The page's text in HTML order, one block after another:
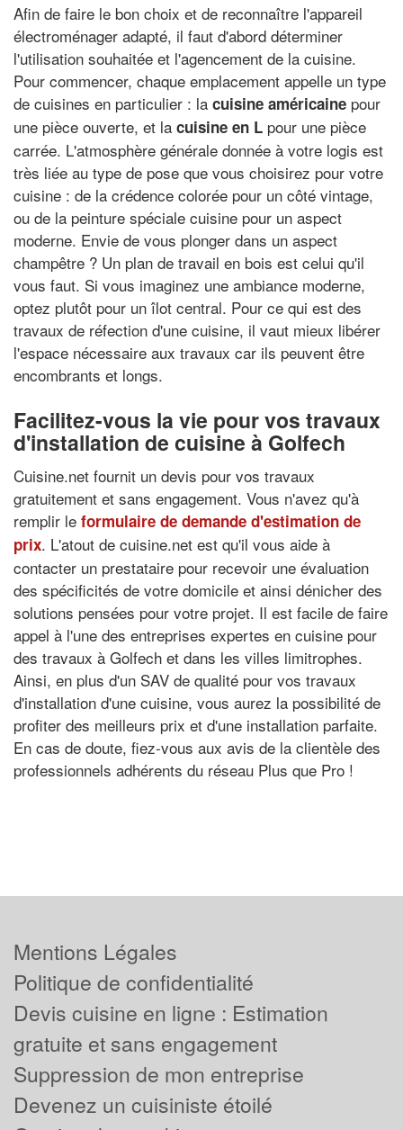
Afin de faire le bon choix et de reconnaître l'appareil
électroménager adapté, il faut d'abord déterminer
l'utilisation souhaitée et l'agencement de la cuisine.
Pour commencer, chaque emplacement appelle un type
de cuisines en particulier : la cuisine américaine pour
une pièce ouverte, et la cuisine en L pour une pièce
carrée. L'atmosphère générale donnée à votre logis est
très liée au type de pose que vous choisirez pour votre
cuisine : de la crédence colorée pour un côté vintage,
ou de la peinture spéciale cuisine pour un aspect
moderne. Envie de vous plonger dans un aspect
champêtre ? Un plan de travail en bois est celui qu'il
vous faut. Si vous imaginez une ambiance moderne,
optez plutôt pour un îlot central. Pour ce qui est des
travaux de réfection d'une cuisine, il vaut mieux libérer
l'espace nécessaire aux travaux car ils peuvent être
encombrants et longs.
Facilitez-vous la vie pour vos travaux
d'installation de cuisine à Golfech
Cuisine.net fournit un devis pour vos travaux
gratuitement et sans engagement. Vous n'avez qu'à
remplir le formulaire de demande d'estimation de
prix. L'atout de cuisine.net est qu'il vous aide à
contacter un prestataire pour recevoir une évaluation
des spécificités de votre domicile et ainsi dénicher des
solutions pensées pour votre projet. Il est facile de faire
appel à l'une des entreprises expertes en cuisine pour
des travaux à Golfech et dans les villes limitrophes.
Ainsi, en plus d'un SAV de qualité pour vos travaux
d'installation d'une cuisine, vous aurez la possibilité de
profiter des meilleurs prix et d'une installation parfaite.
En cas de doute, fiez-vous aux avis de la clientèle des
professionnels adhérents du réseau Plus que Pro !
Mentions Légales
Politique de confidentialité
Devis cuisine en ligne : Estimation
gratuite et sans engagement
Suppression de mon entreprise
Devenez un cuisiniste étoilé